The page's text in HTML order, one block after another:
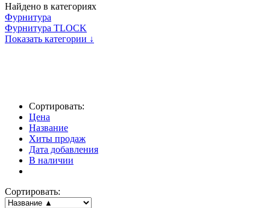
Найдено в категориях
Фурнитура
Фурнитура TLOCK
Показать категории ↓
Сортировать:
Цена
Название
Хиты продаж
Дата добавления
В наличии
Сортировать: